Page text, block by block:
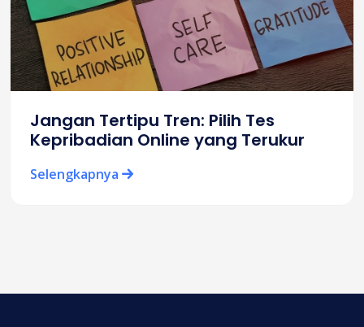
Jangan Tertipu Tren: Pilih Tes
Kepribadian Online yang Terukur
Selengkapnya